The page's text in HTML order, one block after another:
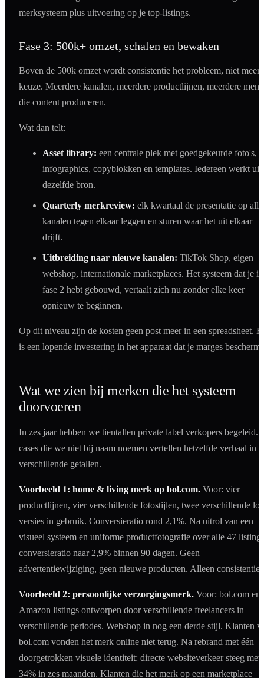
merksysteem plus uitvoering op je top-listings.
Fase 3: 500k+ omzet, schalen en bewaken
Boven de 500k omzet wordt consistentie het probleem, niet meer
keuze. Meerdere kanalen, meerdere productlijnen, meerdere
die content produceren.
Wat dan telt:
Asset library: een centrale plek met goedgekeurde foto's,
infographics, copyblokken en templates. Iedereen werkt uit
dezelfde bron.
Quarterly merkreview: elk kwartaal de presentatie op alle
kanalen tegen elkaar leggen en sturen waar het uit elkaar
drijft.
Uitbreiding naar nieuwe kanalen: TikTok Shop, eigen
webshop, internationale marketplaces. Het systeem dat je in
fase 2 hebt gebouwd, vertaalt zich nu zonder elke keer
opnieuw te beginnen.
Op dit niveau zijn de kosten geen post meer in een spreadsheet.
is een lopende investering in het apparaat dat je marges
Wat we zien bij merken die het systeem
doorvoeren
In zes jaar hebben we tientallen private label verkopers begeleid.
cases die we niet bij naam noemen vertellen hetzelfde verhaal in
verschillende getallen.
Voorbeeld 1: home & living merk op bol.com. Voor: vier
productlijnen, vier verschillende fotostijlen, twee verschillende
versies in gebruik. Conversieratio rond 2,1%. Na uitrol van een
visueel systeem en uniforme productfotografie over alle 47
conversieratio naar 2,9% binnen 90 dagen. Geen
advertentiewijziging, geen nieuwe producten. Alleen consistentie.
Voorbeeld 2: persoonlijke verzorgingsmerk. Voor: bol.com en
Amazon listings ontworpen door verschillende freelancers in
verschillende periodes. Webshop in nog een derde stijl. Klanten
bol.com vonden het merk online niet terug. Na rebrand met één
doorgetrokken visuele identiteit: directe websiteverkeer steeg met
34% in zes maanden. Klanten die het merk op een marketplace